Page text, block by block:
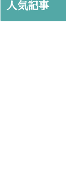
人気記事